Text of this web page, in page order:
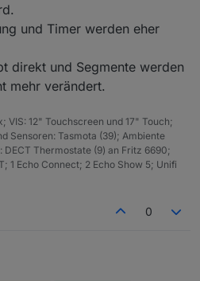
und Timer werden eher
direkt und Segmente werden
mehr verändert.
VIS: 12" Touchscreen und 17" Touch;
Sensoren: Tasmota (39); Ambiente
DECT Thermostate (9) an Fritz 6690;
1 Echo Connect; 2 Echo Show 5; Unifi
0